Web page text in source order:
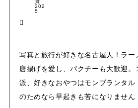
写真と旅行が好きな名古屋人！ラー
唐揚げを愛し、パクチーも大歓迎
派、好きなおやつはモンブランタ
のためなら早起きも苦になりません